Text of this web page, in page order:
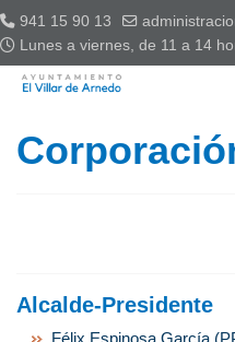
941 15 90 13
Lunes a viernes, de 11 a 14
A lcalde-Presidente
Félix Espinosa García